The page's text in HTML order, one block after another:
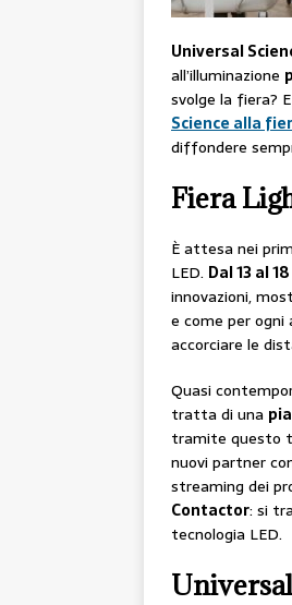
Universal
all’illuminazione
svolge la fiera?
Science alla
diffondere
Fiera
È attesa nei
LED. Dal 13 al
innovazioni,
e come per
accorciare le
Quasi
tratta di una
tramite questo
nuovi partner
streaming dei
Contactor: si
tecnologia LED.